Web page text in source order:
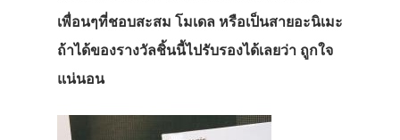
เพื่อนๆที่ชอบสะสม โมเดล หรือเป็นสายอะนิเมะ
ถ้าได้ของรางวัลชิ้นนี้ไปรับรองได้เลยว่า ถูกใจ
แน่นอน